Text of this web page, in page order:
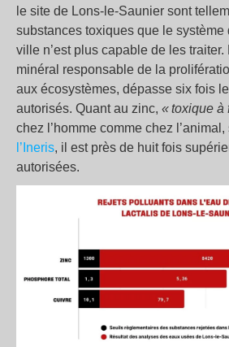
le site de Lons-le-Saunier sont
substances toxiques que le système
ville n’est plus capable de les
minéral responsable de la
aux écosystèmes, dépasse six fois
autorisés. Quant au zinc, « toxique à
chez l’homme comme chez
l’Ineris, il est près de huit fois
autorisées.